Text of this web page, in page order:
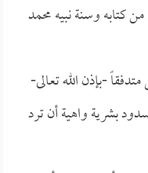
كتابه وسنة نبيه محمد
-بإذن الله تعالى-
بشرية واهية أن ترد